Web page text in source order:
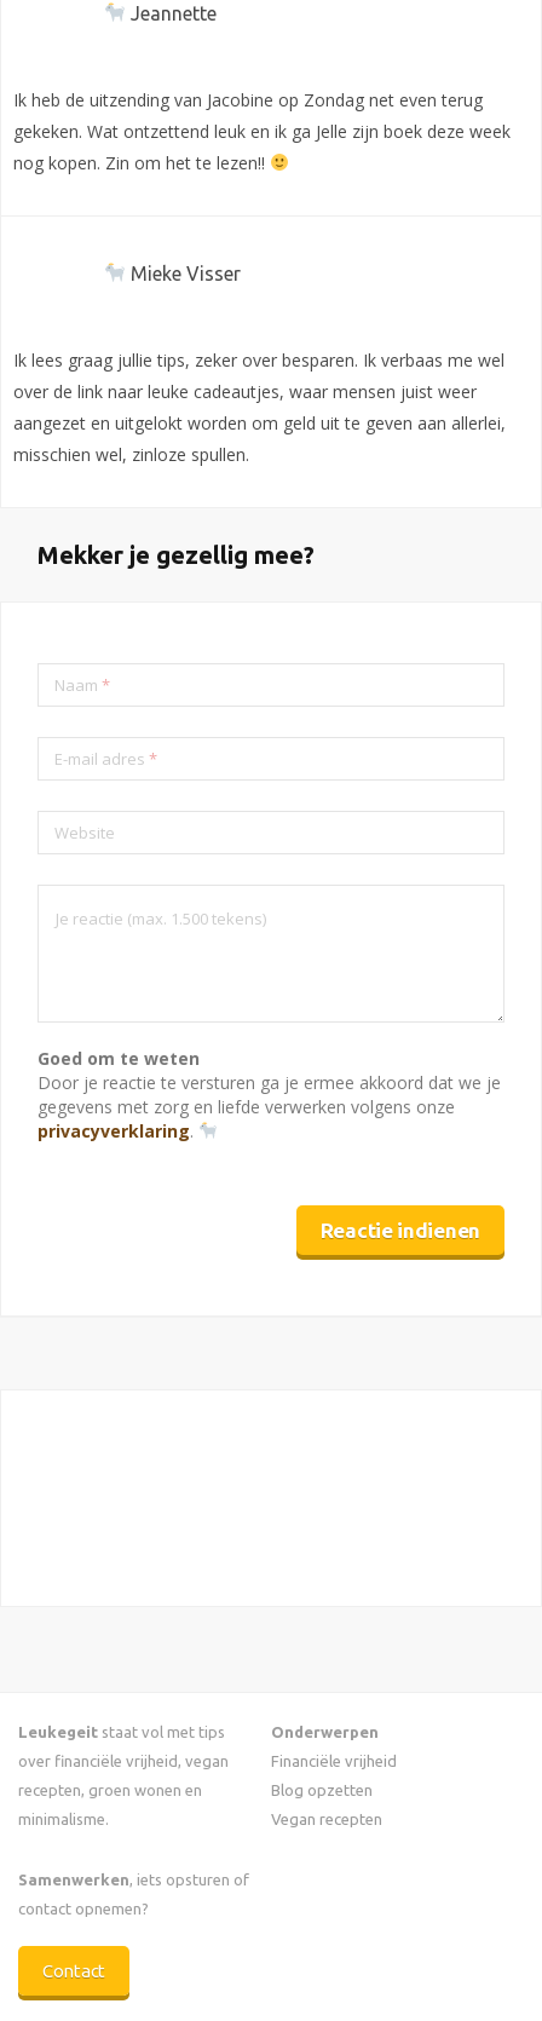
Jeannette
Ik heb de uitzending van Jacobine op Zondag net even terug
gekeken. Wat ontzettend leuk en ik ga Jelle zijn boek deze week
nog kopen. Zin om het te lezen!!
Mieke Visser
Ik lees graag jullie tips, zeker over besparen. Ik verbaas me wel
over de link naar leuke cadeautjes, waar mensen juist weer
aangezet en uitgelokt worden om geld uit te geven aan allerlei,
misschien wel, zinloze spullen.
Mekker je gezellig mee?
Naam *
E-mail adres *
Website
Goed om te weten
Door je reactie te versturen ga je ermee akkoord dat we je
gegevens met zorg en liefde verwerken volgens onze
privacyverklaring.
Leukegeit staat vol met tips
over financiële vrijheid, vegan
recepten, groen wonen en
minimalisme.
Samenwerken, iets opsturen of
contact opnemen?
Contact
Onderwerpen
Financiële vrijheid
Blog opzetten
Vegan recepten